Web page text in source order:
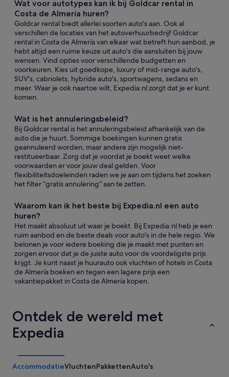
Wat voor autotypes kan ik bij Goldcar rental in
Costa de Almería huren?
Goldcar rental biedt allerlei soorten auto's aan. Ook al
verschillen de locaties van het autoverhuurbedrijf Goldcar
rental in Costa de Almería van elkaar wat betreft hun aanbod, je
hebt altijd een ruime keuze uit auto's die aansluiten bij jouw
wensen. Vind opties voor verschillende budgetten en
voorkeuren. Kies uit goedkope, luxury of mid-range auto's,
SUV's, cabriolets, hybride auto's, sportwagens, sedans en
meer. Waar je ook naartoe wilt, Expedia.nl zorgt dat je er kunt
komen.
Wat is het annuleringsbeleid?
Bij Goldcar rental is het annuleringsbeleid afhankelijk van de
auto die je huurt. Sommige boekingen kunnen gratis
geannuleerd worden, maar andere zijn mogelijk niet-
restitueerbaar. Zorg dat je voordat je boekt weet welke
voorwaarden er voor jouw deal gelden. Voor
flexibiliteitsdoeleinden raden we je aan om tijdens het zoeken
het filter “gratis annulering” aan te zetten.
Waarom kan ik het beste bij Expedia.nl een auto
huren?
Het maakt absoluut uit waar je boekt. Bij Expedia.nl heb je een
ruim aanbod en de beste deals voor auto's in de hele regio. We
belonen je voor iedere boeking die je maakt met punten en
zorgen ervoor dat je de juiste auto voor de voordeligste prijs
krijgt. Je kunt naast je huurauto ook vluchten of hotels in Costa
de Almería boeken en tegen een lagere prijs een
vakantiepakket in Costa de Almería kopen.
Ontdek de wereld met
Expedia
AccommodatieVluchtenPakkettenAuto's